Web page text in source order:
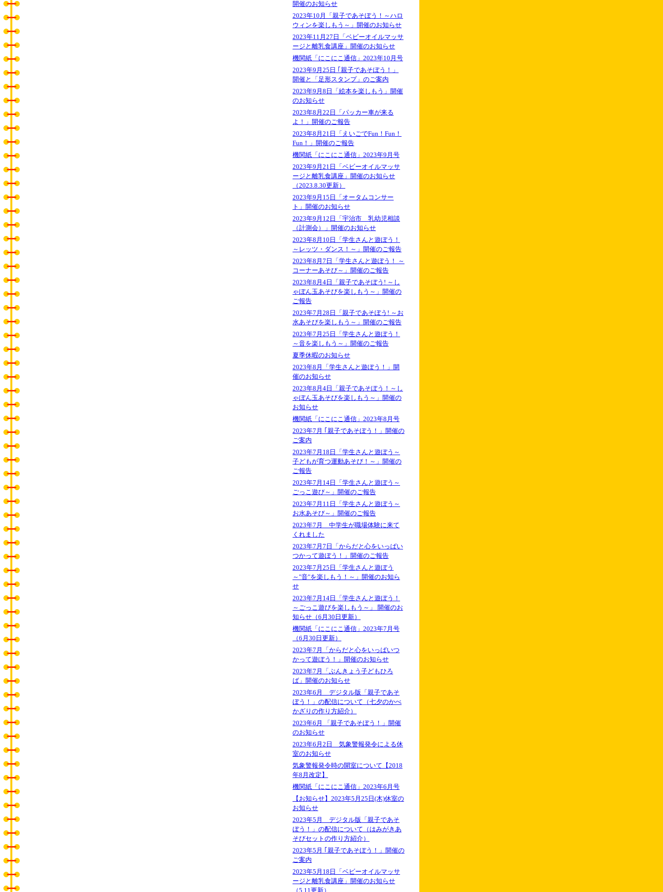
開催のお知らせ
2023年10月「親子であそぼう！～ハロ
ウィンを楽しもう～」開催のお知らせ
2023年11月27日「ベビーオイルマッサ
ージと離乳食講座」開催のお知らせ
機関紙「にこにこ通信」2023年10月号
2023年9月25日 ｢親子であそぼう！」
開催と「足形スタンプ」のご案内
2023年9月8日「絵本を楽しもう」開催
のお知らせ
2023年8月22日「パッカー車が来る
よ！」開催のご報告
2023年8月21日「えいごでFun！Fun！
Fun！」開催のご報告
機関紙「にこにこ通信」2023年9月号
2023年9月21日「ベビーオイルマッサ
ージと離乳食講座」開催のお知らせ
（2023.8.30更新）
2023年9月15日「オータムコンサー
ト」開催のお知らせ
2023年9月12日「宇治市 乳幼児相談
（計測会）」開催のお知らせ
2023年8月10日「学生さんと遊ぼう！
～レッツ・ダンス！～」開催のご報告
2023年8月7日「学生さんと遊ぼう！ ～
コーナーあそび～」開催のご報告
2023年8月4日「親子であそぼう! ～し
ゃぼん玉あそびを楽しもう～」開催の
ご報告
2023年7月28日「親子であそぼう! ～お
水あそびを楽しもう～」開催のご報告
2023年7月25日「学生さんと遊ぼう！
～音を楽しもう～」開催のご報告
夏季休暇のお知らせ
2023年8月「学生さんと遊ぼう！」開
催のお知らせ
2023年8月4日「親子であそぼう！～し
ゃぼん玉あそびを楽しもう～」開催の
お知らせ
機関紙「にこにこ通信」2023年8月号
2023年7月 ｢親子であそぼう！」開催の
ご案内
2023年7月18日「学生さんと遊ぼう～
子どもが育つ運動あそび！～」開催の
ご報告
2023年7月14日「学生さんと遊ぼう～
ごっこ遊び～」開催のご報告
2023年7月11日「学生さんと遊ぼう～
お水あそび～」開催のご報告
2023年7月 中学生が職場体験に来て
くれました
2023年7月7日「からだと心をいっぱい
つかって遊ぼう！」開催のご報告
2023年7月25日「学生さんと遊ぼう
～"音"を楽しもう！～」開催のお知ら
せ
2023年7月14日「学生さんと遊ぼう！
～ごっこ遊びを楽しもう～」 開催のお
知らせ（6月30日更新）
機関紙「にこにこ通信」2023年7月号
（6月30日更新）
2023年7月「からだと心をいっぱいつ
かって遊ぼう！」開催のお知らせ
2023年7月「ぶんきょう子どもひろ
ば」開催のお知らせ
2023年6月 デジタル版「親子であそ
ぼう！」の配信について（七夕のかべ
かざりの作り方紹介）
2023年6月 「親子であそぼう！」開催
のお知らせ
2023年6月2日 気象警報発令による休
室のお知らせ
気象警報発令時の開室について【2018
年8月改定】
機関紙「にこにこ通信」2023年6月号
【お知らせ】2023年5月25日(木)休室の
お知らせ
2023年5月 デジタル版「親子であそ
ぼう！」の配信について（はみがきあ
そびセットの作り方紹介）
2023年5月 ｢親子であそぼう！」開催の
ご案内
2023年5月18日「ベビーオイルマッサ
ージと離乳食講座」開催のお知らせ
（5.11更新）